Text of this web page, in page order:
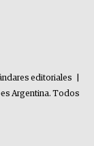
editoriales
Argentina. Todos